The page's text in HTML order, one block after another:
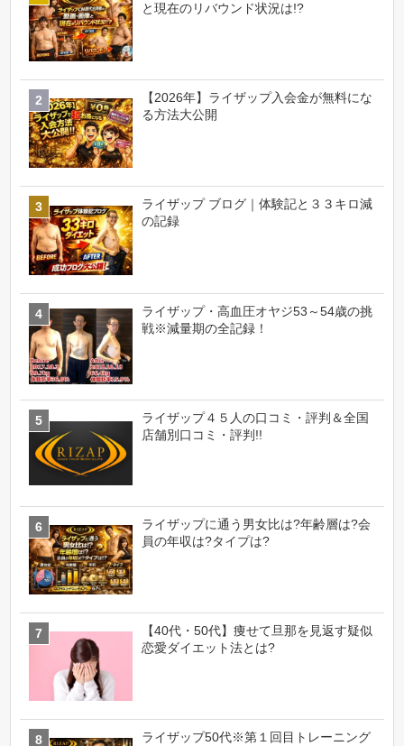
と現在のリバウンド状況は!?
【2026年】ライザップ入会金が無料にな
る方法大公開
ライザップ ブログ｜体験記と３３キロ減
の記録
ライザップ・高血圧オヤジ53～54歳の挑
戦※減量期の全記録！
ライザップ４５人の口コミ・評判＆全国
店舗別口コミ・評判!!
ライザップに通う男女比は?年齢層は?会
員の年収は?タイプは?
【40代・50代】痩せて旦那を見返す疑似
恋愛ダイエット法とは?
ライザップ50代※第１回目トレーニング